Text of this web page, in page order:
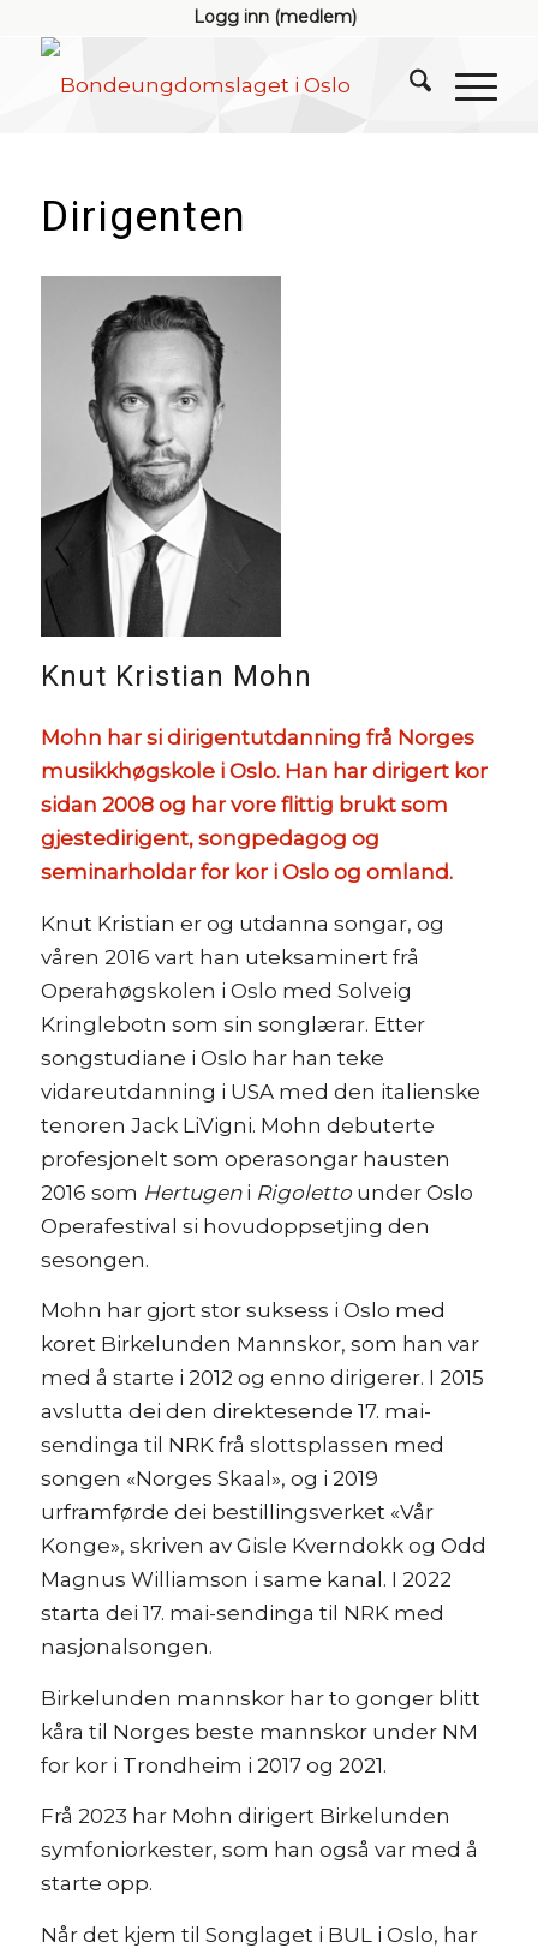
Logg inn (medlem)
Dirigenten
Knut Kristian Mohn
Mohn har si dirigentutdanning frå Norges
musikkhøgskole i Oslo. Han har dirigert kor
sidan 2008 og har vore flittig brukt som
gjestedirigent, songpedagog og
seminarholdar for kor i Oslo og omland.
Knut Kristian er og utdanna songar, og
våren 2016 vart han uteksaminert frå
Operahøgskolen i Oslo med Solveig
Kringlebotn som sin songlærar. Etter
songstudiane i Oslo har han teke
vidareutdanning i USA med den italienske
tenoren Jack LiVigni. Mohn debuterte
profesjonelt som operasongar hausten
2016 som Hertugen i Rigoletto under Oslo
Operafestival si hovudoppsetjing den
sesongen.
Mohn har gjort stor suksess i Oslo med
koret Birkelunden Mannskor, som han var
med å starte i 2012 og enno dirigerer. I 2015
avslutta dei den direktesende 17. mai-
sendinga til NRK frå slottsplassen med
songen «Norges Skaal», og i 2019
urframførde dei bestillingsverket «Vår
Konge», skriven av Gisle Kverndokk og Odd
Magnus Williamson i same kanal. I 2022
starta dei 17. mai-sendinga til NRK med
nasjonalsongen.
Birkelunden mannskor har to gonger blitt
kåra til Norges beste mannskor under NM
for kor i Trondheim i 2017 og 2021.
Frå 2023 har Mohn dirigert Birkelunden
symfoniorkester, som han også var med å
starte opp.
Når det kjem til Songlaget i BUL i Oslo, har